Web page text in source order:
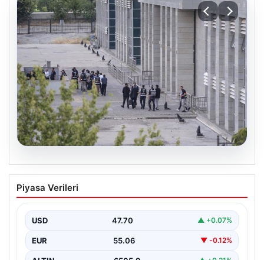
Etimesgut Belediyesi’nde Gelişen
Soruşturma ve Uyuşturucu Test
Son günlerde yayılan haberler, Etimesgut
seriyor. Soruşturma kapsamında,…
Piyasa Verileri
USD 47.70 ▲ +0.07%
EUR 55.06 ▼ -0.12%